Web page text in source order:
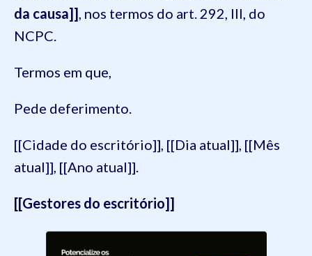
da causa]] , nos termos do art. 292, III, do
NCPC.
Termos em que,
Pede deferimento.
[[Cidade do escritório]], [[Dia atual]], [[Mês
atual]], [[Ano atual]].
[[Gestores do escritório]]